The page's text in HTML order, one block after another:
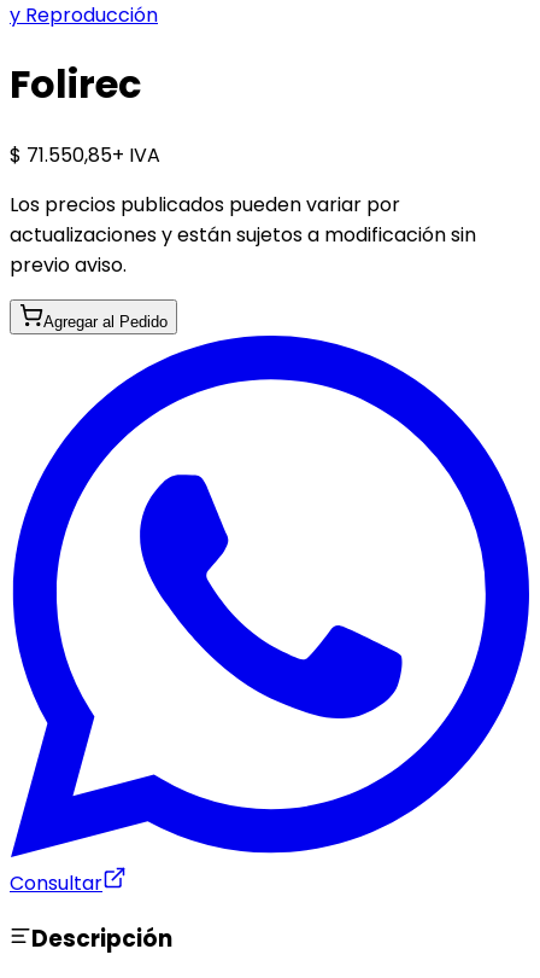
y Reproducción
Folirec
$ 71.550,85+ IVA
Los precios publicados pueden variar por
actualizaciones y están sujetos a modificación sin
previo aviso.
Agregar al Pedido
Consultar
Descripción